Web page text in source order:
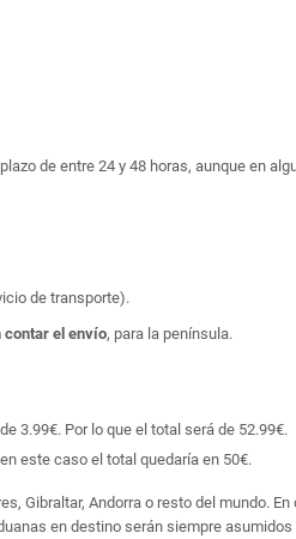
de entre 24 y 48 horas, aunque en
de transporte).
contar el envío, para la península.
3.99€. Por lo que el total será de 52.99€.
este caso el total quedaría en 50€.
Gibraltar, Andorra o resto del mundo.
en destino serán siempre asumidos